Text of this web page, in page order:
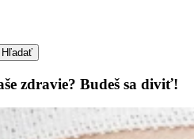
Hľadať
zdravie? Budeš sa diviť!